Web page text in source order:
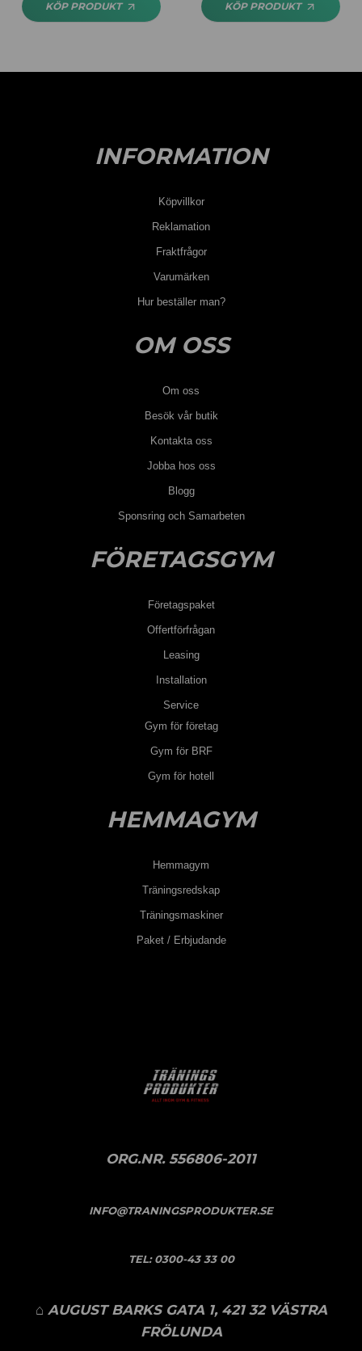
KÖP PRODUKT KÖP PRODUKT
INFORMATION
Köpvillkor
Reklamation
Fraktfrågor
Varumärken
Hur beställer man?
OM OSS
Om oss
Besök vår butik
Kontakta oss
Jobba hos oss
Blogg
Sponsring och Samarbeten
FÖRETAGSGYM
Företagspaket
Offertförfrågan
Leasing
Installation
Service
Gym för företag
Gym för BRF
Gym för hotell
HEMMAGYM
Hemmagym
Träningsredskap
Träningsmaskiner
Paket / Erbjudande
ORG.NR. 556806-2011
INFO@TRANINGSPRODUKTER.SE
TEL:0300-43 33 00
⌂ AUGUST BARKS GATA 1, 421 32 VÄSTRA
FRÖLUNDA